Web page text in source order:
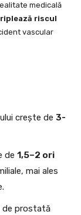
medicală
riscul
vascular
crește de 3-
de 1,5–2 ori
mai ales
de prostată